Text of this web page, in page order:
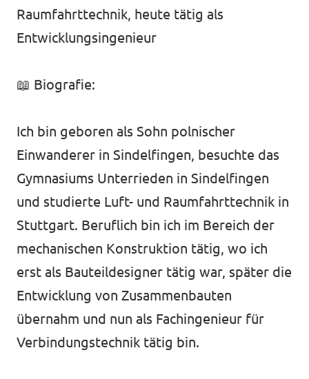
Raumfahrttechnik, heute tätig als
Entwicklungsingenieur
📖 Biografie:
Ich bin geboren als Sohn polnischer
Einwanderer in Sindelfingen, besuchte das
Gymnasiums Unterrieden in Sindelfingen
und studierte Luft- und Raumfahrttechnik in
Stuttgart. Beruflich bin ich im Bereich der
mechanischen Konstruktion tätig, wo ich
erst als Bauteildesigner tätig war, später die
Entwicklung von Zusammenbauten
übernahm und nun als Fachingenieur für
Verbindungstechnik tätig bin.